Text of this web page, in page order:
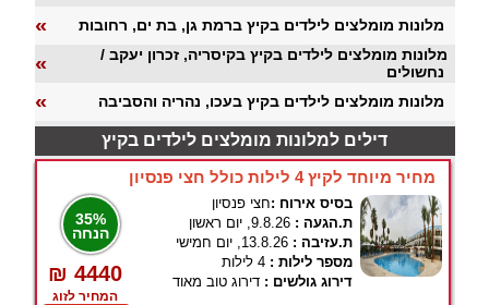
« מלונות מומלצים לילדים בקיץ ברמת גן, בת ים, רחובות
«
מלונות מומלצים לילדים בקיץ בקיסריה, זכרון יעקב /
נחשולים
« מלונות מומלצים לילדים בקיץ בעכו, נהריה והסביבה
דילים למלונות מומלצים לילדים בקיץ
מחיר מיוחד לקיץ 4 לילות כולל חצי פנסיון
35%
הנחה
₪ 4440
המחיר לזוג
בסיס אירוח :חצי פנסיון
ת.הגעה : 9.8.26, יום ראשון
ת.עזיבה : 13.8.26, יום חמישי
מספר לילות : 4 לילות
דירוג גולשים : דירוג טוב מאוד